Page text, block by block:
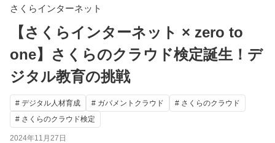
さくらインターネット
【さくらインターネット × zero to
one】さくらのクラウド検定誕生！デ
ジタル教育の挑戦
# デジタル人材育成 # ガバメントクラウド
# さくらのクラウド
# さくらのクラウド検定
2024年11月27日